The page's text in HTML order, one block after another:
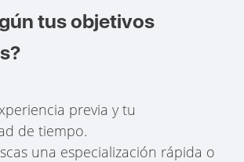
tus objetivos
previa y tu
de tiempo.
una especialización rápida o